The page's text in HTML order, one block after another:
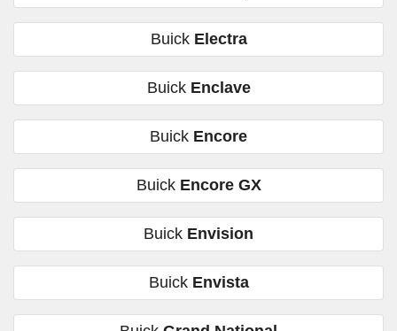
Buick Electra
Buick Enclave
Buick Encore
Buick Encore GX
Buick Envision
Buick Envista